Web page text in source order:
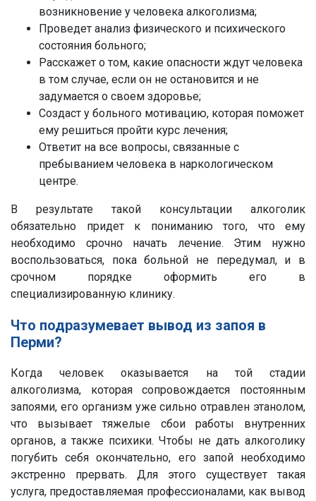
возникновение у человека алкоголизма;
Проведет анализ физического и психического
состояния больного;
Расскажет о том, какие опасности ждут человека
в том случае, если он не остановится и не
задумается о своем здоровье;
Создаст у больного мотивацию, которая поможет
ему решиться пройти курс лечения;
Ответит на все вопросы, связанные с
пребыванием человека в наркологическом
центре.
В результате такой консультации алкоголик
обязательно придет к пониманию того, что ему
необходимо срочно начать лечение. Этим нужно
воспользоваться, пока больной не передумал, и в
срочном порядке оформить его в
специализированную клинику.
Что подразумевает вывод из запоя в
Перми?
Когда человек оказывается на той стадии
алкоголизма, которая сопровождается постоянным
запоями, его организм уже сильно отравлен этанолом,
что вызывает тяжелые сбои работы внутренних
органов, а также психики. Чтобы не дать алкоголику
погубить себя окончательно, его запой необходимо
экстренно прервать. Для этого существует такая
услуга, предоставляемая профессионалами, как вывод